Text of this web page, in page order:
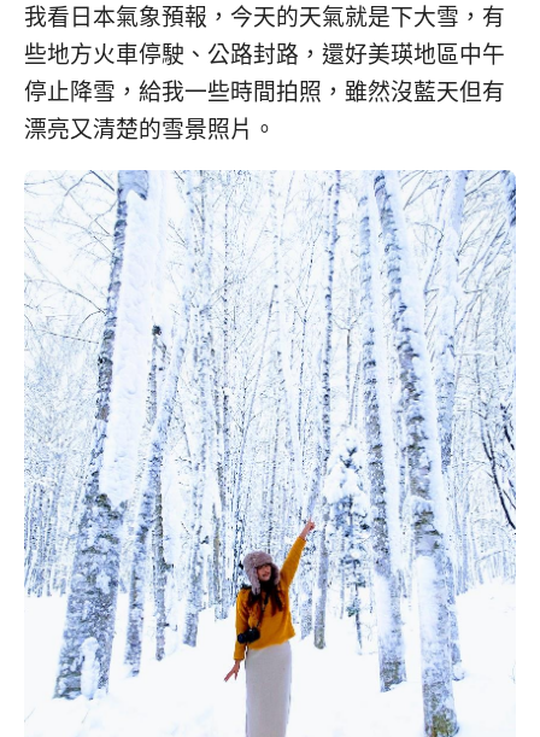
我看日本氣象預報，今天的天氣就是下大雪，有
些地方火車停駛、公路封路，還好美瑛地區中午
停止降雪，給我一些時間拍照，雖然沒藍天但有
漂亮又清楚的雪景照片。